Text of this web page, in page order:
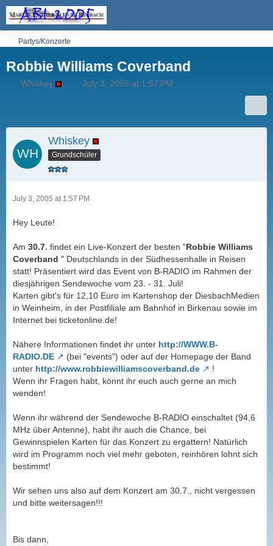
Partys/Konzerte
Robbie Williams Coverband
Whiskey July 3, 2005 at 1:57 PM
Whiskey
Grundschüler
July 3, 2005 at 1:57 PM
Hey Leute!
Am 30.7. findet ein Live-Konzert der besten "Robbie Williams
Coverband " Deutschlands in der Südhessenhalle in Reisen
statt! Präsentiert wird das Event von B-RADIO im Rahmen der
diesjährigen Sendewoche vom 23. - 31. Juli!
Karten gibt's für 12,10 Euro im Kartenshop der DiesbachMedien
in Weinheim, in der Postfiliale am Bahnhof in Birkenau sowie im
Internet bei ticketonline.de!
Nähere Informationen findet ihr unter http://WWW.B-
RADIO.DE
(bei "events") oder auf der Homepage der Band
unter http://www.robbiewilliamscoverband.de
!
Wenn ihr Fragen habt, könnt ihr euch auch gerne an mich
wenden!
Wenn ihr während der Sendewoche B-RADIO einschaltet (94,6
MHz über Antenne), habt ihr auch die Chance, bei
Gewinnspielen Karten für das Konzert zu ergattern! Natürlich
wird im Programm noch viel mehr geboten, reinhören lohnt sich
bestimmt!
Wir sehen uns also auf dem Konzert am 30.7., nicht vergessen
und bitte weitersagen!!!
Bis dann,